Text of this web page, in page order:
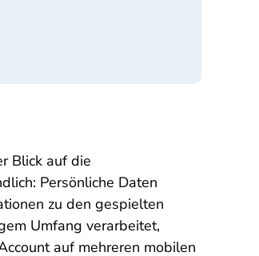
Blick auf die
Persönliche Daten
zu den gespielten
Umfang verarbeitet,
auf mehreren mobilen